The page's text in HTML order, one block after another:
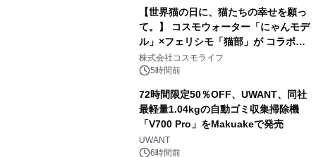
【世界猫の日に、猫たちの幸せを願っ
て。】 コスモウォーター「にゃんモデ
ル」×フェリシモ「猫部」が コラボキ
ャンペーンを実施
株式会社コスモライフ
5時間前
72時間限定50％OFF、UWANT、同社
最軽量1.04kgの自動ゴミ収集掃除機
「V700 Pro」をMakuakeで発売
UWANT
6時間前